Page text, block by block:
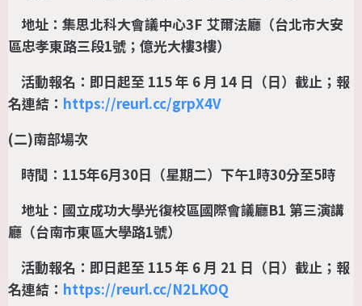
地址：集思北科大會議中心3F 艾爾法廳（台北市大安
區忠孝東路三段1號；億光大樓3樓）
活動報名：即日起至 115年 6 月 14 日（日）截止；報
名連結： https://reurl.cc/grpX4V
(二)南部場次
時間： 115年6月30日（星期二）下午1時30分至5時
地址：國立成功大學光復校區國際會議廳B1 第三演講
廳（台南市東區大學路1號）
活動報名：即日起至 115年 6 月 21 日（日）截止；報
名連結： https://reurl.cc/N2LKOQ